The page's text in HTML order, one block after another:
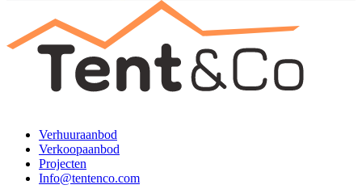
Verhuuraanbod
Verkoopaanbod
Projecten
Info@tentenco.com